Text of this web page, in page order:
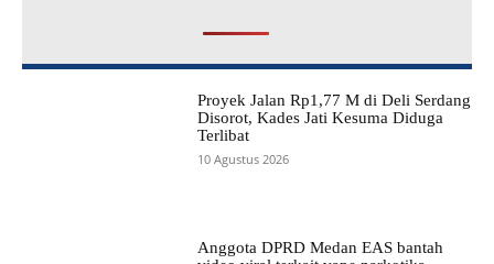
Proyek Jalan Rp1,77 M di Deli Serdang
Disorot, Kades Jati Kesuma Diduga
Terlibat
10 Agustus 2026
Anggota DPRD Medan EAS bantah